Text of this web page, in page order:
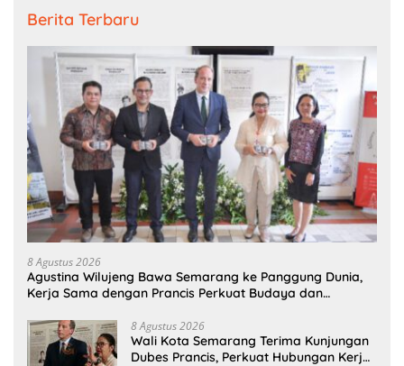
Berita Terbaru
8 Agustus 2026
Agustina Wilujeng Bawa Semarang ke Panggung Dunia,
Kerja Sama dengan Prancis Perkuat Budaya dan
8 Agustus 2026
Wali Kota Semarang Terima Kunjungan
Dubes Prancis, Perkuat Hubungan Kerja